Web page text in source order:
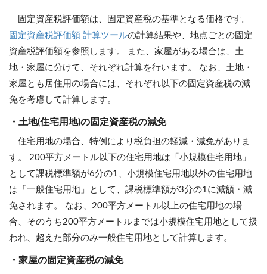
固定資産税評価額は、固定資産税の基準となる価格です。
固定資産税評価額 計算ツールの計算結果や、地点ごとの固定
資産税評価額を参照します。 また、家屋がある場合は、土
地・家屋に分けて、それぞれ計算を行います。 なお、土地・
家屋とも居住用の場合には、それぞれ以下の固定資産税の減
免を考慮して計算します。
・土地(住宅用地)の固定資産税の減免
住宅用地の場合、特例により税負担の軽減・減免がありま
す。 200平方メートル以下の住宅用地は「小規模住宅用地」
として課税標準額が6分の1、小規模住宅用地以外の住宅用地
は「一般住宅用地」として、課税標準額が3分の1に減額・減
免されます。 なお、200平方メートル以上の住宅用地の場
合、そのうち200平方メートルまでは小規模住宅用地として扱
われ、超えた部分のみ一般住宅用地として計算します。
・家屋の固定資産税の減免